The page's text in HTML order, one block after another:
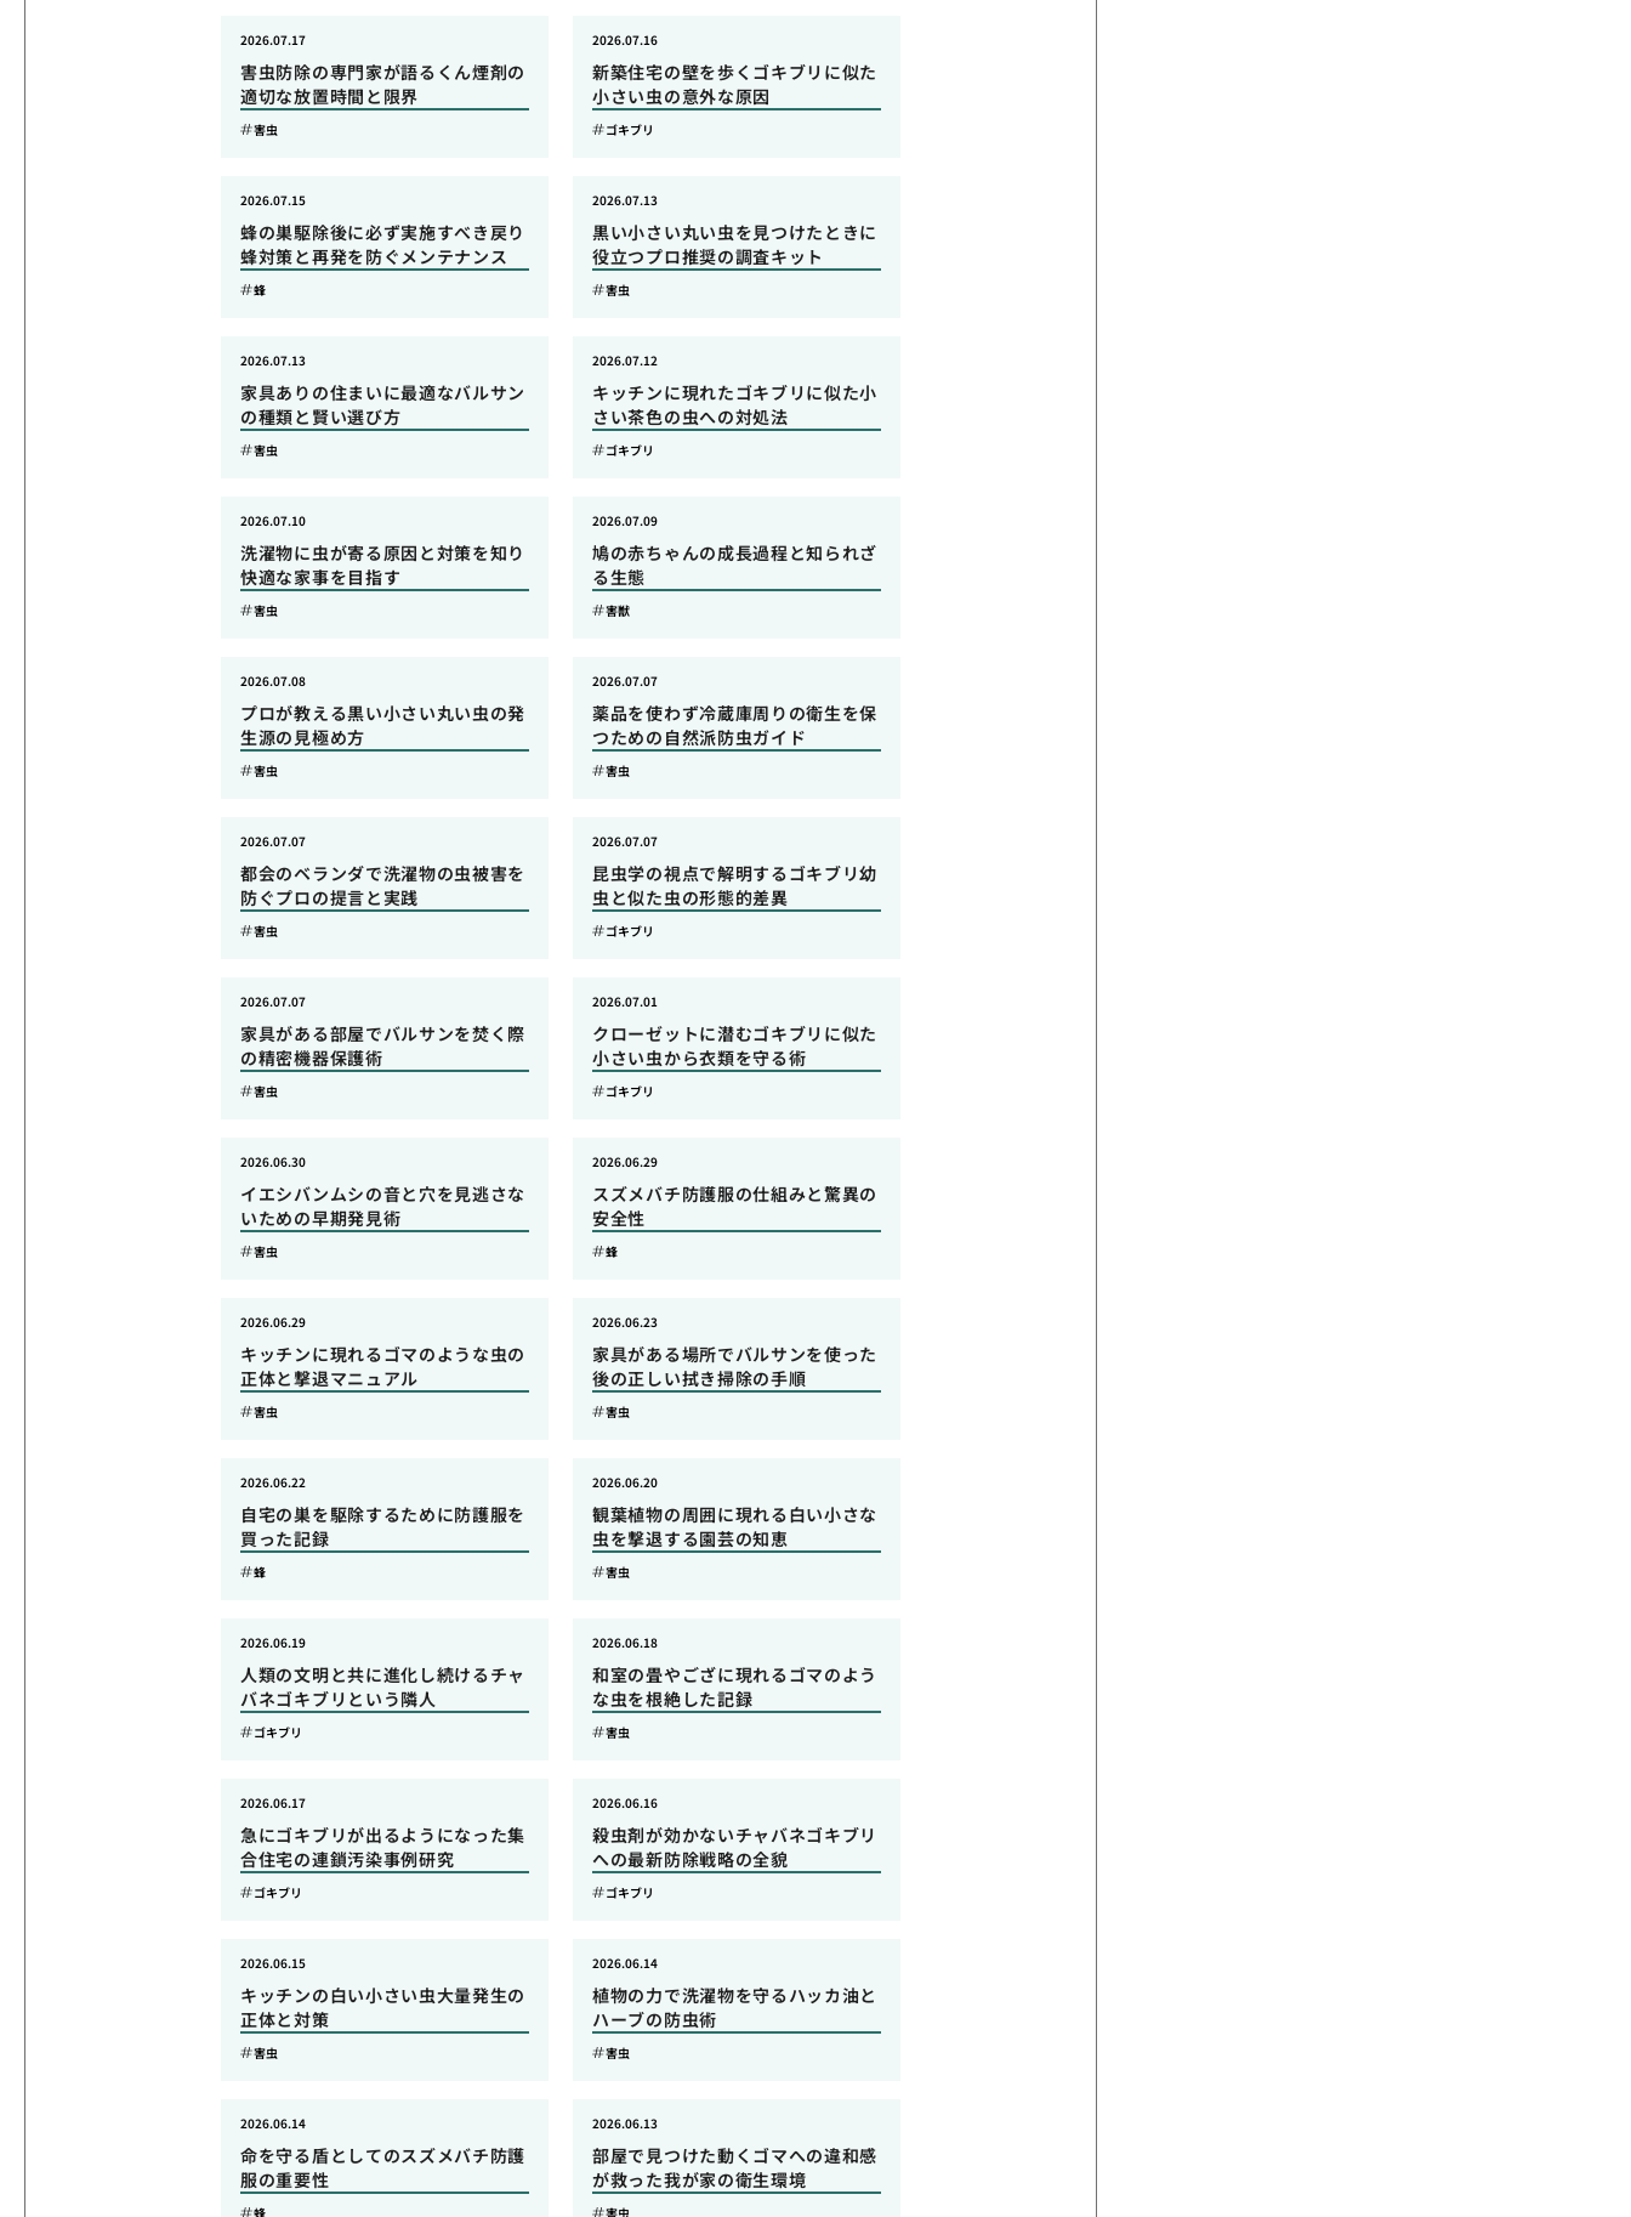
害虫防除の専門家が語るくん煙剤の
適切な放置時間と限界
2026.07.17
害虫
新築住宅の壁を歩くゴキブリに似た
小さい虫の意外な原因
2026.07.16
ゴキブリ
蜂の巣駆除後に必ず実施すべき戻り
蜂対策と再発を防ぐメンテナンス
2026.07.15
蜂
黒い小さい丸い虫を見つけたときに
役立つプロ推奨の調査キット
2026.07.13
害虫
家具ありの住まいに最適なバルサン
の種類と賢い選び方
2026.07.13
害虫
キッチンに現れたゴキブリに似た小
さい茶色の虫への対処法
2026.07.12
ゴキブリ
洗濯物に虫が寄る原因と対策を知り
快適な家事を目指す
2026.07.10
害虫
鳩の赤ちゃんの成長過程と知られざ
る生態
2026.07.09
害獣
プロが教える黒い小さい丸い虫の発
生源の見極め方
2026.07.08
害虫
薬品を使わず冷蔵庫周りの衛生を保
つための自然派防虫ガイド
2026.07.07
害虫
都会のベランダで洗濯物の虫被害を
防ぐプロの提言と実践
2026.07.07
害虫
昆虫学の視点で解明するゴキブリ幼
虫と似た虫の形態的差異
2026.07.07
ゴキブリ
家具がある部屋でバルサンを焚く際
の精密機器保護術
2026.07.07
害虫
クローゼットに潜むゴキブリに似た
小さい虫から衣類を守る術
2026.07.01
ゴキブリ
イエシバンムシの音と穴を見逃さな
いための早期発見術
2026.06.30
害虫
スズメバチ防護服の仕組みと驚異の
安全性
2026.06.29
蜂
キッチンに現れるゴマのような虫の
正体と撃退マニュアル
2026.06.29
害虫
家具がある場所でバルサンを使った
後の正しい拭き掃除の手順
2026.06.23
害虫
自宅の巣を駆除するために防護服を
買った記録
2026.06.22
蜂
観葉植物の周囲に現れる白い小さな
虫を撃退する園芸の知恵
2026.06.20
害虫
人類の文明と共に進化し続けるチャ
バネゴキブリという隣人
2026.06.19
ゴキブリ
和室の畳やござに現れるゴマのよう
な虫を根絶した記録
2026.06.18
害虫
急にゴキブリが出るようになった集
合住宅の連鎖汚染事例研究
2026.06.17
ゴキブリ
殺虫剤が効かないチャバネゴキブリ
への最新防除戦略の全貌
2026.06.16
ゴキブリ
キッチンの白い小さい虫大量発生の
正体と対策
2026.06.15
害虫
植物の力で洗濯物を守るハッカ油と
ハーブの防虫術
2026.06.14
害虫
命を守る盾としてのスズメバチ防護
服の重要性
2026.06.14
蜂
部屋で見つけた動くゴマへの違和感
が救った我が家の衛生環境
2026.06.13
害虫